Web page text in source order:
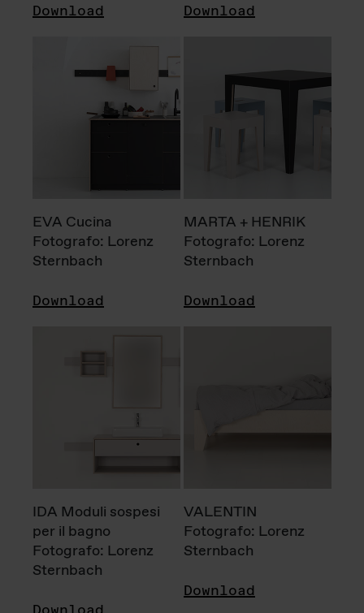
Download Download
EVA Cucina
Fotografo: Lorenz
Sternbach
Download
MARTA + HENRIK
Fotografo: Lorenz
Sternbach
Download
IDA Moduli sospesi
per il bagno
Fotografo: Lorenz
Sternbach
VALENTIN
Fotografo: Lorenz
Sternbach
Download